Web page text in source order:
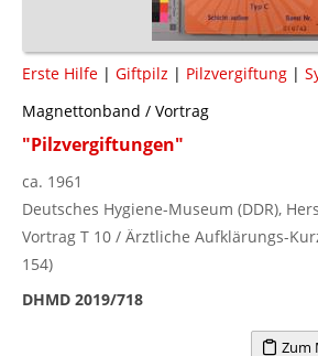
Erste Hilfe | Giftpilz | Pilzvergiftung |
Magnettonband / Vortrag
"Pilzvergiftungen"
ca. 1961
Deutsches Hygiene-Museum (DDR),
Vortrag T 10 / Ärztliche Aufklärungs-
154)
DHMD 2019/718
Zum